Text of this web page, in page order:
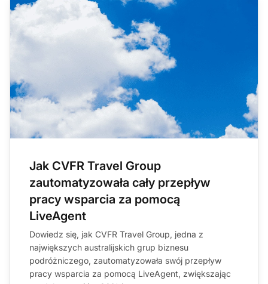
Jak CVFR Travel Group
zautomatyzowała cały przepływ
pracy wsparcia za pomocą
LiveAgent
Dowiedz się, jak CVFR Travel Group, jedna z
największych australijskich grup biznesu
podróżniczego, zautomatyzowała swój przepływ
pracy wsparcia za pomocą LiveAgent, zwiększając